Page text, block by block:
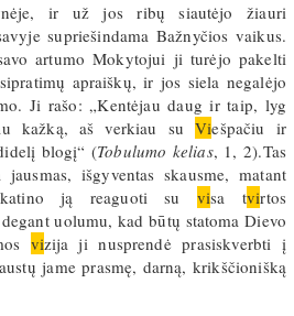
ir už jos ribų siautėjo žiauri
supriešindama Bažnyčios vaikus.
artumo Mokytojui ji turėjo pakelti
apraiškų, ir jos siela negalėjo
Ji rašo: „Kentėjau daug ir taip, lyg
kažką, aš verkiau suViešpačiu ir
blogį“ (Tobulumo kelias, 1, 2).Tas
išgyventas skausme, matant
ją reaguoti su visa tvirtos
uolumu, kad būtų statoma Dievo
vizija ji nusprendė prasiskverbti į
jame prasmę, darną, krikščionišką